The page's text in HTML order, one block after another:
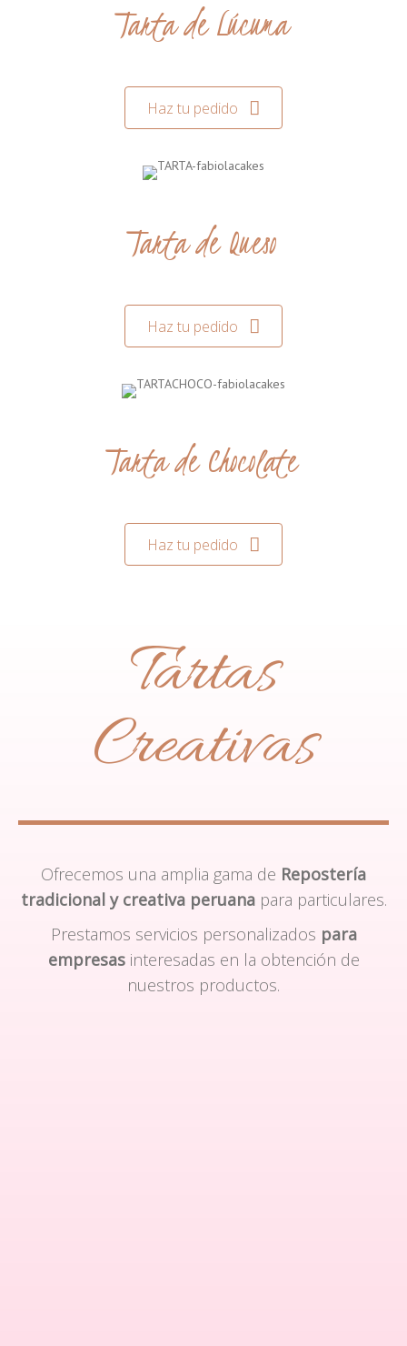
Tarta de Lúcuma
Haz tu pedido
Tarta de Queso
Haz tu pedido
Tarta de Chocolate
Haz tu pedido
Tartas
Creativas
Ofrecemos una amplia gama de Repostería
tradicional y creativa peruanapara particulares.
Prestamos servicios personalizados para
empresasinteresadas en la obtención de
nuestros productos.